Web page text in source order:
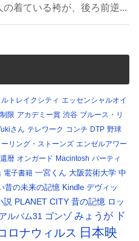
着ている袴が、後ろ前逆...
ルトレイクシティ エッセンシャルオイ
限 アカデミー賞 渋谷 ブルース・リ
さん テレワーク コンチ DTP 野球
ーリング・ストーンズ エンゼルアワー
還暦 オンガード Macintosh パーティ
電子書籍 一宮くん 大阪芸術大学 中
昔の未来の記憶 Kindle デヴィッ
説 PLANET CITY 昔の記憶 ロッ
ルバム31 ゴンゾ みょうが
ド
ロナウィルス 日本映